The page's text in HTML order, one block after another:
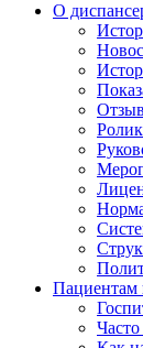
О
Пациентам